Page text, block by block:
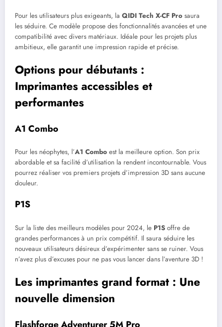
Pour les utilisateurs plus exigeants, la QIDI Tech X-CF Pro saura
les séduire. Ce modèle propose des fonctionnalités avancées et une
compatibilité avec divers matériaux. Idéale pour les projets plus
ambitieux, elle garantit une impression rapide et précise.
Options pour débutants :
Imprimantes accessibles et
performantes
A1 Combo
Pour les néophytes, l’A1 Combo est la meilleure option. Son prix
abordable et sa facilité d’utilisation la rendent incontournable. Vous
pourrez réaliser vos premiers projets d’impression 3D sans aucune
douleur.
P1S
Sur la liste des meilleurs modèles pour 2024, le P1S offre de
grandes performances à un prix compétitif. Il saura séduire les
nouveaux utilisateurs désireux d’expérimenter sans se ruiner. Vous
n’avez plus d’excuses pour ne pas vous lancer dans l’aventure 3D !
Les imprimantes grand format : Une
nouvelle dimension
Flashforge Adventurer 5M Pro